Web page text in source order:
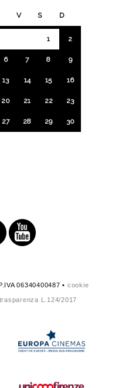
V S D
1 2
6 7 8 9
13 14 15 16
20 21 22 23
27 28 29 30
06340400487 • cookie
L.124/2017